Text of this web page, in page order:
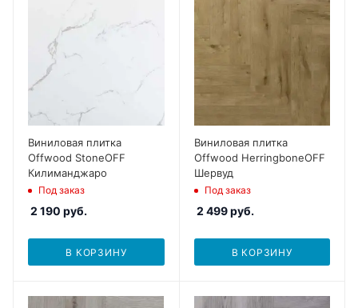
Виниловая плитка
Offwood StoneOFF
Килиманджаро
Под заказ
2 190 руб.
В КОРЗИНУ
Виниловая плитка
Offwood HerringboneOFF
Шервуд
Под заказ
2 499руб.
В КОРЗИНУ